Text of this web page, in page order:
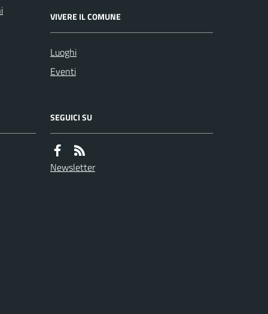
VIVERE IL COMUNE
Luoghi
Eventi
SEGUICI SU
Newsletter